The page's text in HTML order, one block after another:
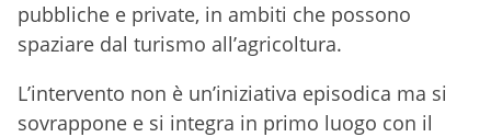
pubbliche e private, in ambiti che possono
spaziare dal turismo all’agricoltura.
L’intervento non è un’iniziativa episodica ma si
sovrappone e si integra in primo luogo con il